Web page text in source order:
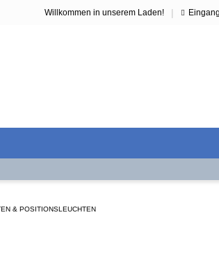
Willkommen in unserem Laden! |
& POSITIONSLEUCHTEN